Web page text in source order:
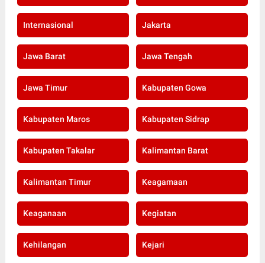
Internasional Jakarta
Jawa Barat Jawa Tengah
Jawa Timur Kabupaten Gowa
Kabupaten Maros Kabupaten Sidrap
Kabupaten Takalar Kalimantan Barat
Kalimantan Timur Keagamaan
Keaganaan Kegiatan
Kehilangan Kejari